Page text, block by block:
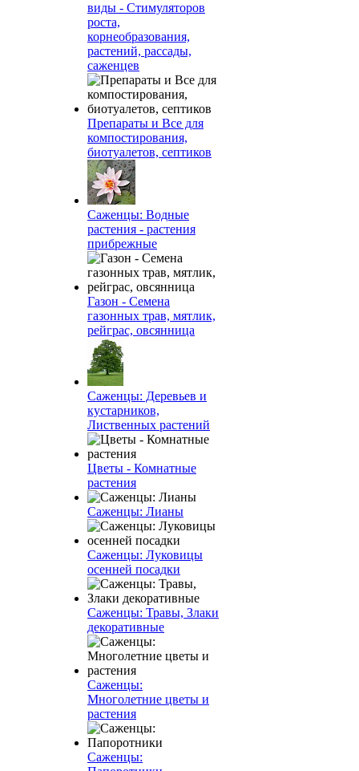
виды - Стимуляторов
роста,
корнеобразования,
растений, рассады,
саженцев
Препараты и Все для
компостирования,
биотуалетов, септиков
Саженцы: Водные
растения - растения
прибрежные
Газон - Семена
газонных трав, мятлик,
рейграс, овсянница
Саженцы: Деревьев и
кустарников,
Лиственных растений
Цветы - Комнатные
растения
Саженцы: Лианы
Саженцы: Луковицы
осенней посадки
Саженцы: Травы, Злаки
декоративные
Саженцы:
Многолетние цветы и
растения
Саженцы: